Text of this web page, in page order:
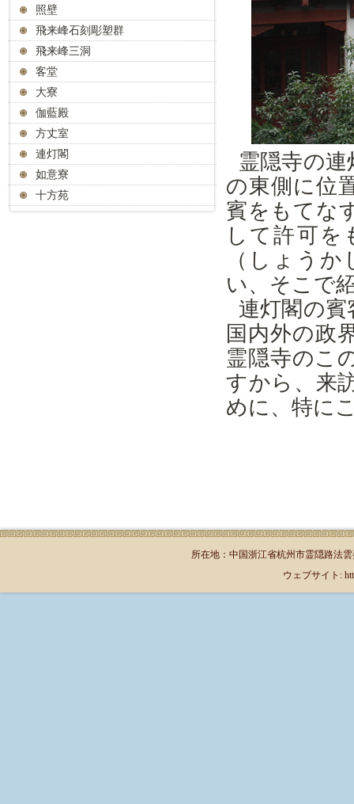
照壁
飛来峰石刻彫塑群
飛来峰三洞
客堂
大寮
伽藍殿
方丈室
連灯閣
如意寮
十方苑
霊隠寺の
の東側に位
賓をもてな
して許可を
（しょう
い、そこで
連灯閣の
国内外の政
霊隠寺のこ
すから、来
めに、特に
所在地：中国浙江省杭州市霊隠路法
ウェブサイト: